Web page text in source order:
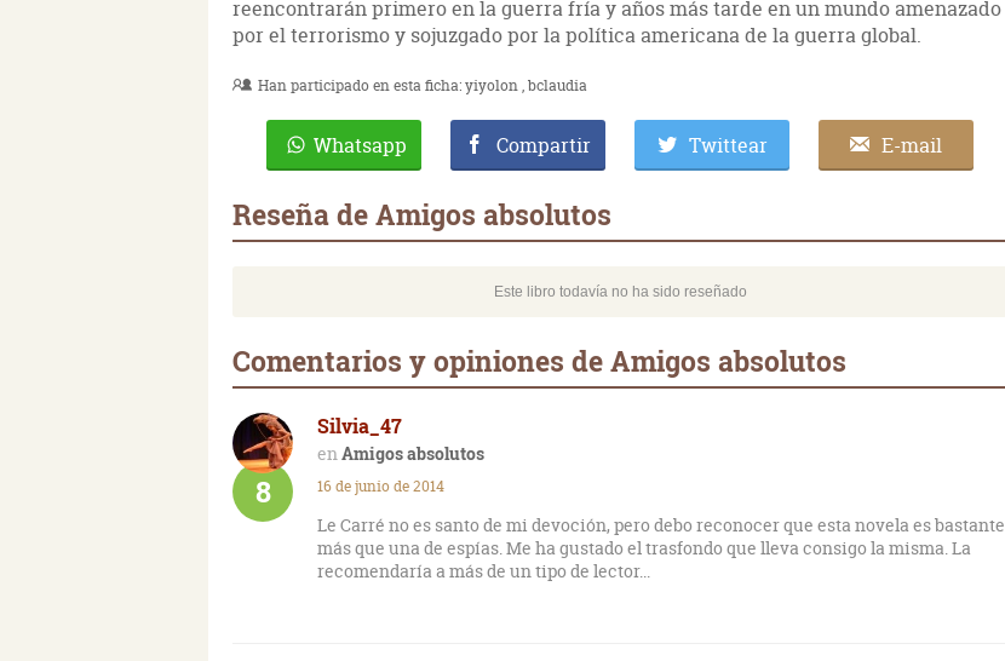
reencontrarán primero en la guerra fría y años más tarde en un mundo amenazado
por el terrorismo y sojuzgado por la política americana de la guerra global.
Han participado en esta ficha:yiyolon bclaudia
Whatsapp Compartir Twittear E-mail
Reseña de Amigos absolutos
Este libro todavía no ha sido reseñado
Comentarios y opiniones de Amigos absolutos
Silvia_47
Amigos absolutos
8 16 de junio de 2014
Le Carré no es santo de mi devoción, pero debo reconocer que esta novela es bastante
más que una de espías. Me ha gustado el trasfondo que lleva consigo la misma. La
recomendaría a más de un tipo de lector...